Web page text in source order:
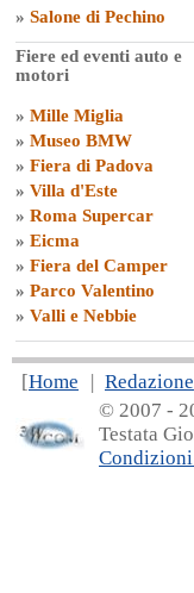
» Salone di Pechino
Fiere ed eventi auto e
motori
» Mille Miglia
» Museo BMW
» Fiera di Padova
» Villa d'Este
» Roma Supercar
» Eicma
» Fiera del Camper
» Parco Valentino
» Valli e Nebbie
[Home | Redazione
© 2007 -
Testata
Condizioni